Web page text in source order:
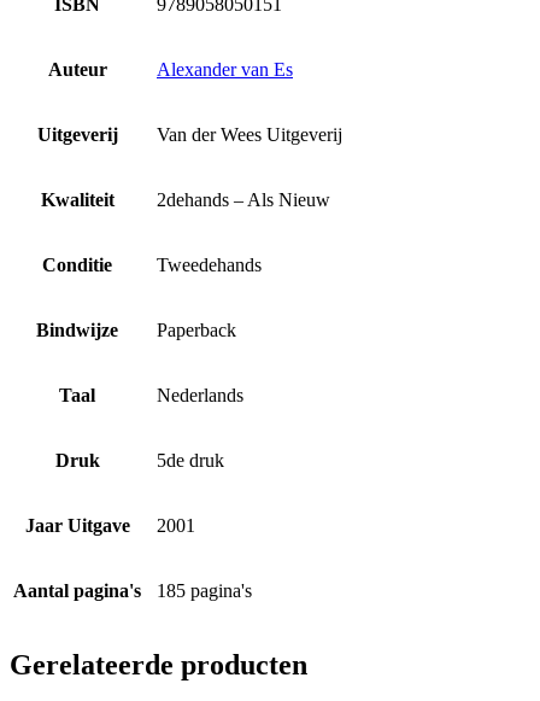
Auteur Alexander van Es
Uitgeverij Van der Wees Uitgeverij
Kwaliteit 2dehands – Als Nieuw
Conditie Tweedehands
Bindwijze Paperback
Taal Nederlands
Druk 5de druk
Jaar Uitgave 2001
Aantal pagina's 185 pagina's
Gerelateerde producten